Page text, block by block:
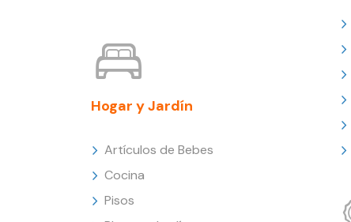
Hogar y Jardín
Artículos de Bebes
Cocina
Pisos